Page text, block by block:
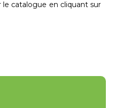
le catalogue en cliquant sur